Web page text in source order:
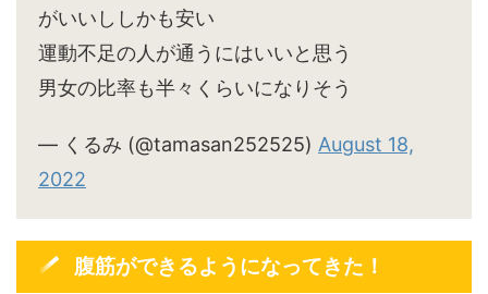
がいいししかも安い
運動不足の人が通うにはいいと思う
男女の比率も半々くらいになりそう
— くるみ (@tamasan252525) August 18,
2022
腹筋ができるようになってきた！